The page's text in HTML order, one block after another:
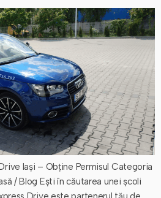
Iași – Obține Permisul Categoria
/ Blog Ești în căutarea unei școli